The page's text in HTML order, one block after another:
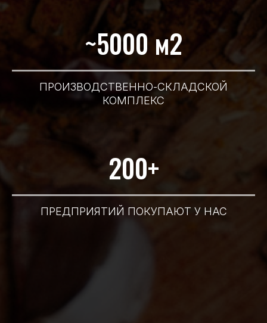
~5000 м2
ПРОИЗВОДСТВЕННО-СКЛАДСКОЙ
КОМПЛЕКС
200+
ПРЕДПРИЯТИЙ ПОКУПАЮТ У НАС